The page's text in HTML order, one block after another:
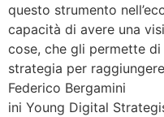
questo strumento
capacità di avere una
cose, che gli permette
strategia per
Federico Bergamini
ini Young Digital